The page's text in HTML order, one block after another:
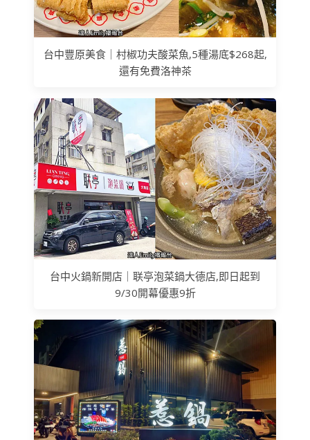
台中豐原美食｜村椒功夫酸菜魚,5種湯底$268起,
還有免費洛神茶
台中火鍋新開店｜联亭泡菜鍋大德店,即日起到
9/30開幕優惠9折